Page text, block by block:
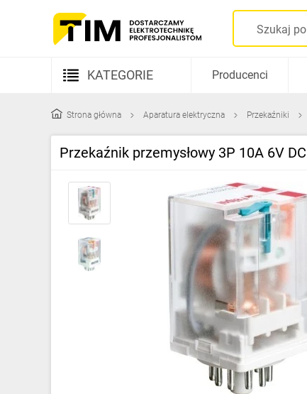
KATEGORIE
Kable i przewody
Rozdzielnice i obudowy
Elementy prowadzenia kabli
Fotowoltaika
Gniazda i łączniki
Producenci
Strona główna Aparatura elektryczna Przekaźniki
Przekaźnik przemysłowy 3P 10A 6V